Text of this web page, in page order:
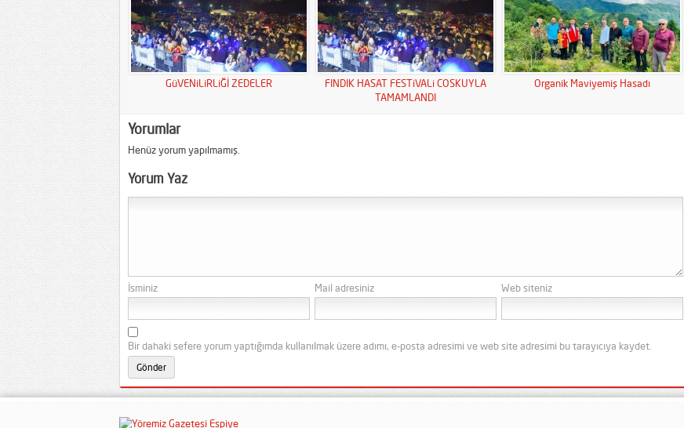
GüVENiLiRLiĞİ ZEDELER
FINDIK HASAT FESTiVALi COSKUYLA
TAMAMLANDI
Organik Maviyemiş Hasadı
Yorumlar
Henüz yorum yapılmamış.
Yorum Yaz
İsminiz Mail adresiniz Web siteniz
Bir dahaki sefere yorum yaptığımda kullanılmak üzere adımı, e-posta adresimi ve web site adresimi bu tarayıcıya kaydet.